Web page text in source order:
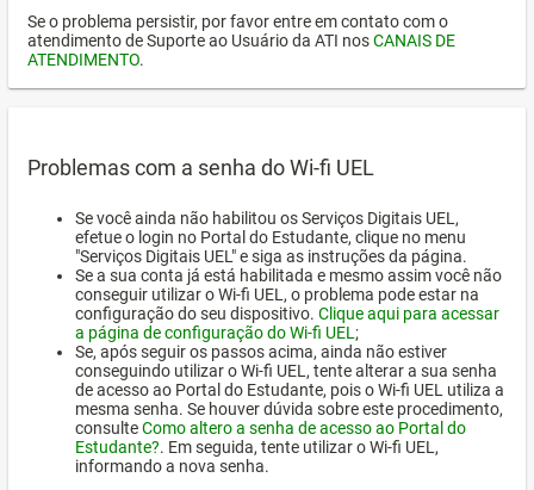
Se o problema persistir, por favor entre em contato com o
atendimento de Suporte ao Usuário da ATI nosCANAIS DE
ATENDIMENTO.
Problemas com a senha do Wi-fi UEL
Se você ainda não habilitou os Serviços Digitais UEL,
efetue o login no Portal do Estudante, clique no menu
"Serviços Digitais UEL" e siga as instruções da página.
Se a sua conta já está habilitada e mesmo assim você não
conseguir utilizar o Wi-fi UEL, o problema pode estar na
configuração do seu dispositivo. Clique aqui para acessar
a página de configuração do Wi-fi UEL ;
Se, após seguir os passos acima, ainda não estiver
conseguindo utilizar o Wi-fi UEL, tente alterar a sua senha
de acesso ao Portal do Estudante, pois o Wi-fi UEL utiliza a
mesma senha. Se houver dúvida sobre este procedimento,
consulteComo altero a senha de acesso ao Portal do
Estudante?. Em seguida, tente utilizar o Wi-fi UEL,
informando a nova senha.